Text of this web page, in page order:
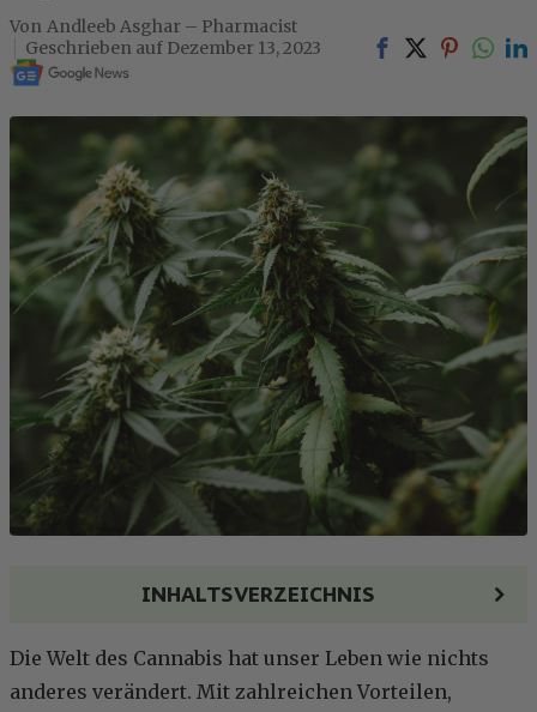
Andleeb Asghar – Pharmacist
Dezember 13, 2023
INHALTSVERZEICHNIS
Die Welt des Cannabis hat unser Leben wie nichts
anderes verändert. Mit zahlreichen Vorteilen,